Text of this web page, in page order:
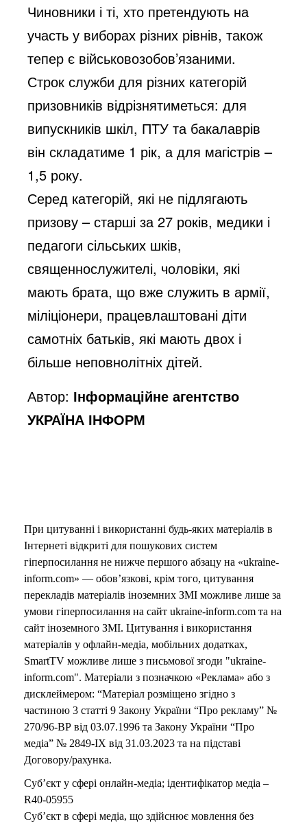
Чиновники і ті, хто претендують на
участь у виборах різних рівнів, також
тепер є військовозобов’язаними.
Строк служби для різних категорій
призовників відрізнятиметься: для
випускників шкіл, ПТУ та бакалаврів
він складатиме 1 рік, а для магістрів –
1,5 року.
Серед категорій, які не підлягають
призову – старші за 27 років, медики і
педагоги сільських шків,
священнослужителі, чоловіки, які
мають брата, що вже служить в армії,
міліціонери, працевлаштовані діти
самотніх батьків, які мають двох і
більше неповнолітніх дітей.
Автор: Інформаційне агентство
УКРАЇНА ІНФОРМ
При цитуванні і використанні будь-яких матеріалів в
Інтернеті відкриті для пошукових систем
гіперпосилання не нижче першого абзацу на «ukraine-
inform.com» — обов’язкові, крім того, цитування
перекладів матеріалів іноземних ЗМІ можливе лише за
умови гіперпосилання на сайт ukraine-inform.com та на
сайт іноземного ЗМІ. Цитування і використання
матеріалів у офлайн-медіа, мобільних додатках,
SmartTV можливе лише з письмової згоди "ukraine-
inform.com". Матеріали з позначкою «Реклама» або з
дисклеймером: “Матеріал розміщено згідно з
частиною 3 статті 9 Закону України “Про рекламу” №
270/96-ВР від 03.07.1996 та Закону України “Про
медіа” № 2849-IX від 31.03.2023 та на підставі
Договору/рахунка.
Суб’єкт у сфері онлайн-медіа; ідентифікатор медіа –
R40-05955
Суб’єкт в сфері медіа, що здійснює мовлення без